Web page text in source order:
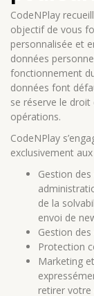
CodeNPlay
objectif de vous
personnalisée et
données
fonctionnement
données font
se réserve le droit
opérations.
CodeNPlay
exclusivement
Gestion
de la
envoi de
Gestion
Protection
Marketing
retirer